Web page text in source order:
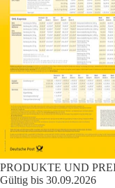
PRODUKTE UND
Gültig bis 30.09.2026